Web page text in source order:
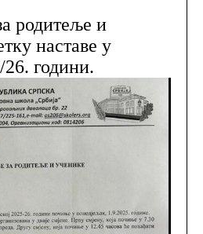
родитеље и
наставе у
години.